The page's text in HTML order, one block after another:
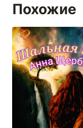
Похожие